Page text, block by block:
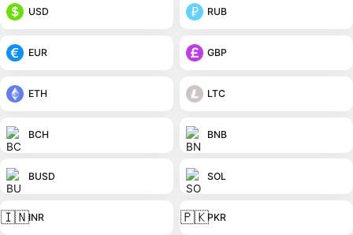
USD RUB
EUR GBP
ETH LTC
BCH BNB
BUSD SOL
🇮🇳INR 🇵🇰PKR